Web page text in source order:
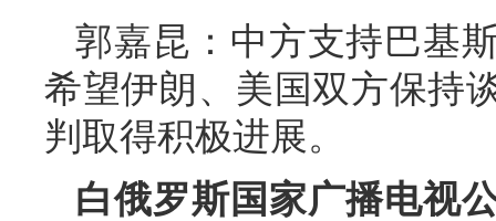
郭嘉昆：中方支持巴基
希望伊朗、美国双方保持
判取得积极进展。
白俄罗斯国家广播电视